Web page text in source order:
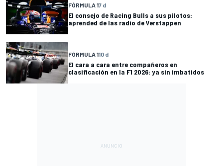
FÓRMULA 17 d
El consejo de Racing Bulls a sus pilotos:
aprended de las radio de Verstappen
FÓRMULA 110 d
El cara a cara entre compañeros en
clasificación en la F1 2026: ya sin imbatidos